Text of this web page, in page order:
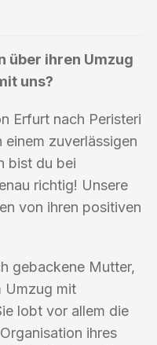
über ihren Umzug
uns?
Erfurt nach Peristeri
zuverlässigen
bist du bei
richtig! Unsere
von ihren positiven
gebackene Mutter,
Umzug mit
lobt vor allem die
ihres